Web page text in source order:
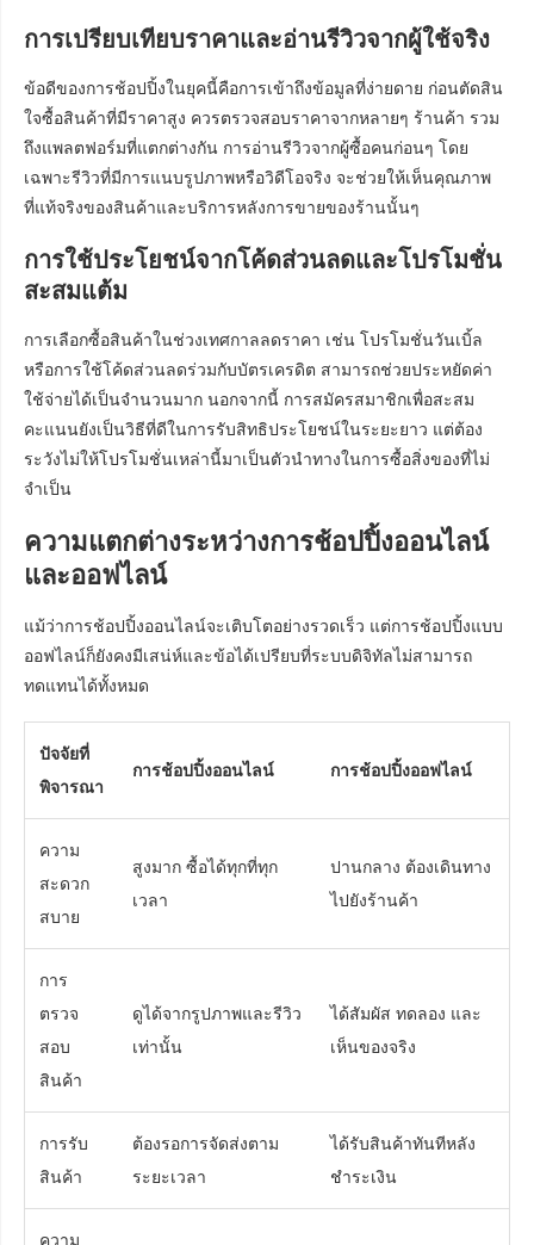
การเปรียบเทียบราคาและอ่านรีวิวจากผู้ใช้จริง
ข้อดีของการช้อปปิ้งในยุคนี้คือการเข้าถึงข้อมูลที่ง่ายดาย ก่อนตัดสิน
ใจซื้อสินค้าที่มีราคาสูง ควรตรวจสอบราคาจากหลายๆ ร้านค้า รวม
ถึงแพลตฟอร์มที่แตกต่างกัน การอ่านรีวิวจากผู้ซื้อคนก่อนๆ โดย
เฉพาะรีวิวที่มีการแนบรูปภาพหรือวิดีโอจริง จะช่วยให้เห็นคุณภาพ
ที่แท้จริงของสินค้าและบริการหลังการขายของร้านนั้นๆ
การใช้ประโยชน์จากโค้ดส่วนลดและโปรโมชั่น
สะสมแต้ม
การเลือกซื้อสินค้าในช่วงเทศกาลลดราคา เช่น โปรโมชั่นวันเบิ้ล
หรือการใช้โค้ดส่วนลดร่วมกับบัตรเครดิต สามารถช่วยประหยัดค่า
ใช้จ่ายได้เป็นจำนวนมาก นอกจากนี้ การสมัครสมาชิกเพื่อสะสม
คะแนนยังเป็นวิธีที่ดีในการรับสิทธิประโยชน์ในระยะยาว แต่ต้อง
ระวังไม่ให้โปรโมชั่นเหล่านี้มาเป็นตัวนำทางในการซื้อสิ่งของที่ไม่
จำเป็น
ความแตกต่างระหว่างการช้อปปิ้งออนไลน์
และออฟไลน์
แม้ว่าการช้อปปิ้งออนไลน์จะเติบโตอย่างรวดเร็ว แต่การช้อปปิ้งแบบ
ออฟไลน์ก็ยังคงมีเสน่ห์และข้อได้เปรียบที่ระบบดิจิทัลไม่สามารถ
ทดแทนได้ทั้งหมด
ปัจจัยที่
พิจารณา
การช้อปปิ้งออนไลน์ การช้อปปิ้งออฟไลน์
ความ
สะดวก
สบาย
สูงมาก ซื้อได้ทุกที่ทุก
เวลา
ปานกลาง ต้องเดินทาง
ไปยังร้านค้า
การ
ตรวจ
สอบ
สินค้า
ดูได้จากรูปภาพและรีวิว
เท่านั้น
ได้สัมผัส ทดลอง และ
เห็นของจริง
การรับ
สินค้า
ต้องรอการจัดส่งตาม
ระยะเวลา
ได้รับสินค้าทันทีหลัง
ชำระเงิน